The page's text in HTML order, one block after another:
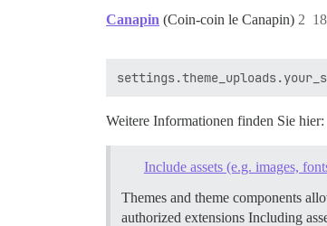
Canapin (Coin-coin le Canapin) 2
Weitere Informationen finden Sie hier:
Include assets (e.g. images,
Themes and theme components
authorized extensions Including